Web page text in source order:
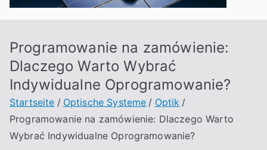
6
Programowanie na zamówienie:
Dlaczego Warto Wybrać
Indywidualne Oprogramowanie?
Startseite Optische Systeme
Optik
Programowanie na zamówienie: Dlaczego Warto
Wybrać Indywidualne Oprogramowanie?